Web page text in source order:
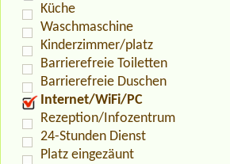
Küche
Waschmaschine
Kinderzimmer/platz
Barrierefreie Toiletten
Barrierefreie Duschen
Internet/WiFi/PC
Rezeption/Infozentrum
24-Stunden Dienst
Platz eingezäunt